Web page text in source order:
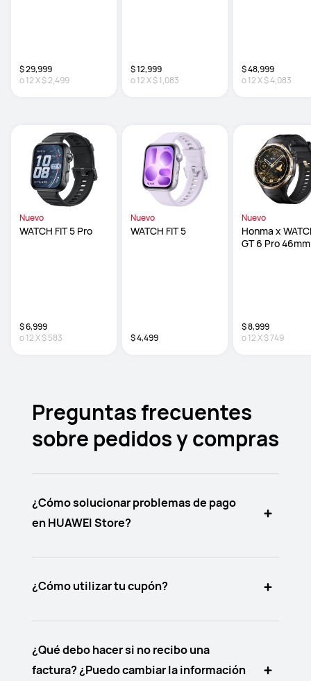
$ 29,999
o12X$ 2,499
$ 12,999
o12X$ 1,083
$ 48,999
o12X$ 4,083
Nuevo
WATCH FIT 5 Pro
$ 6,999
o12X$ 583
Nuevo
WATCH FIT 5
$ 4,499
Nuevo
Honma x
GT 6 Pro 46mm
$ 8,999
o12X$ 749
Preguntas frecuentes
sobre pedidos y compras
¿Cómo solucionar problemas de pago
en HUAWEI Store?
¿Cómo utilizar tu cupón?
¿Qué debo hacer si no recibo una
factura? ¿Puedo cambiar la información